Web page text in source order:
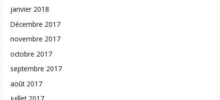
janvier 2018
Décembre 2017
novembre 2017
octobre 2017
septembre 2017
août 2017